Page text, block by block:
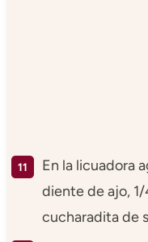
En la licuadora
diente de ajo,
cucharadita de